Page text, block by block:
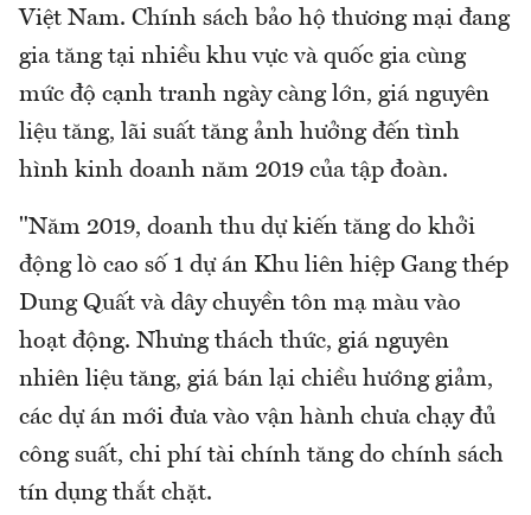
Việt Nam. Chính sách bảo hộ thương mại đang
gia tăng tại nhiều khu vực và quốc gia cùng
mức độ cạnh tranh ngày càng lớn, giá nguyên
liệu tăng, lãi suất tăng ảnh hưởng đến tình
hình kinh doanh năm 2019 của tập đoàn.
"Năm 2019, doanh thu dự kiến tăng do khởi
động lò cao số 1 dự án Khu liên hiệp Gang thép
Dung Quất và dây chuyền tôn mạ màu vào
hoạt động. Nhưng thách thức, giá nguyên
nhiên liệu tăng, giá bán lại chiều hướng giảm,
các dự án mới đưa vào vận hành chưa chạy đủ
công suất, chi phí tài chính tăng do chính sách
tín dụng thắt chặt.